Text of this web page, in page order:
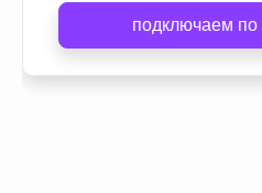
подключаем по